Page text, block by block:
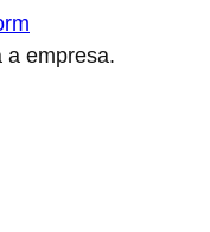
a empresa.